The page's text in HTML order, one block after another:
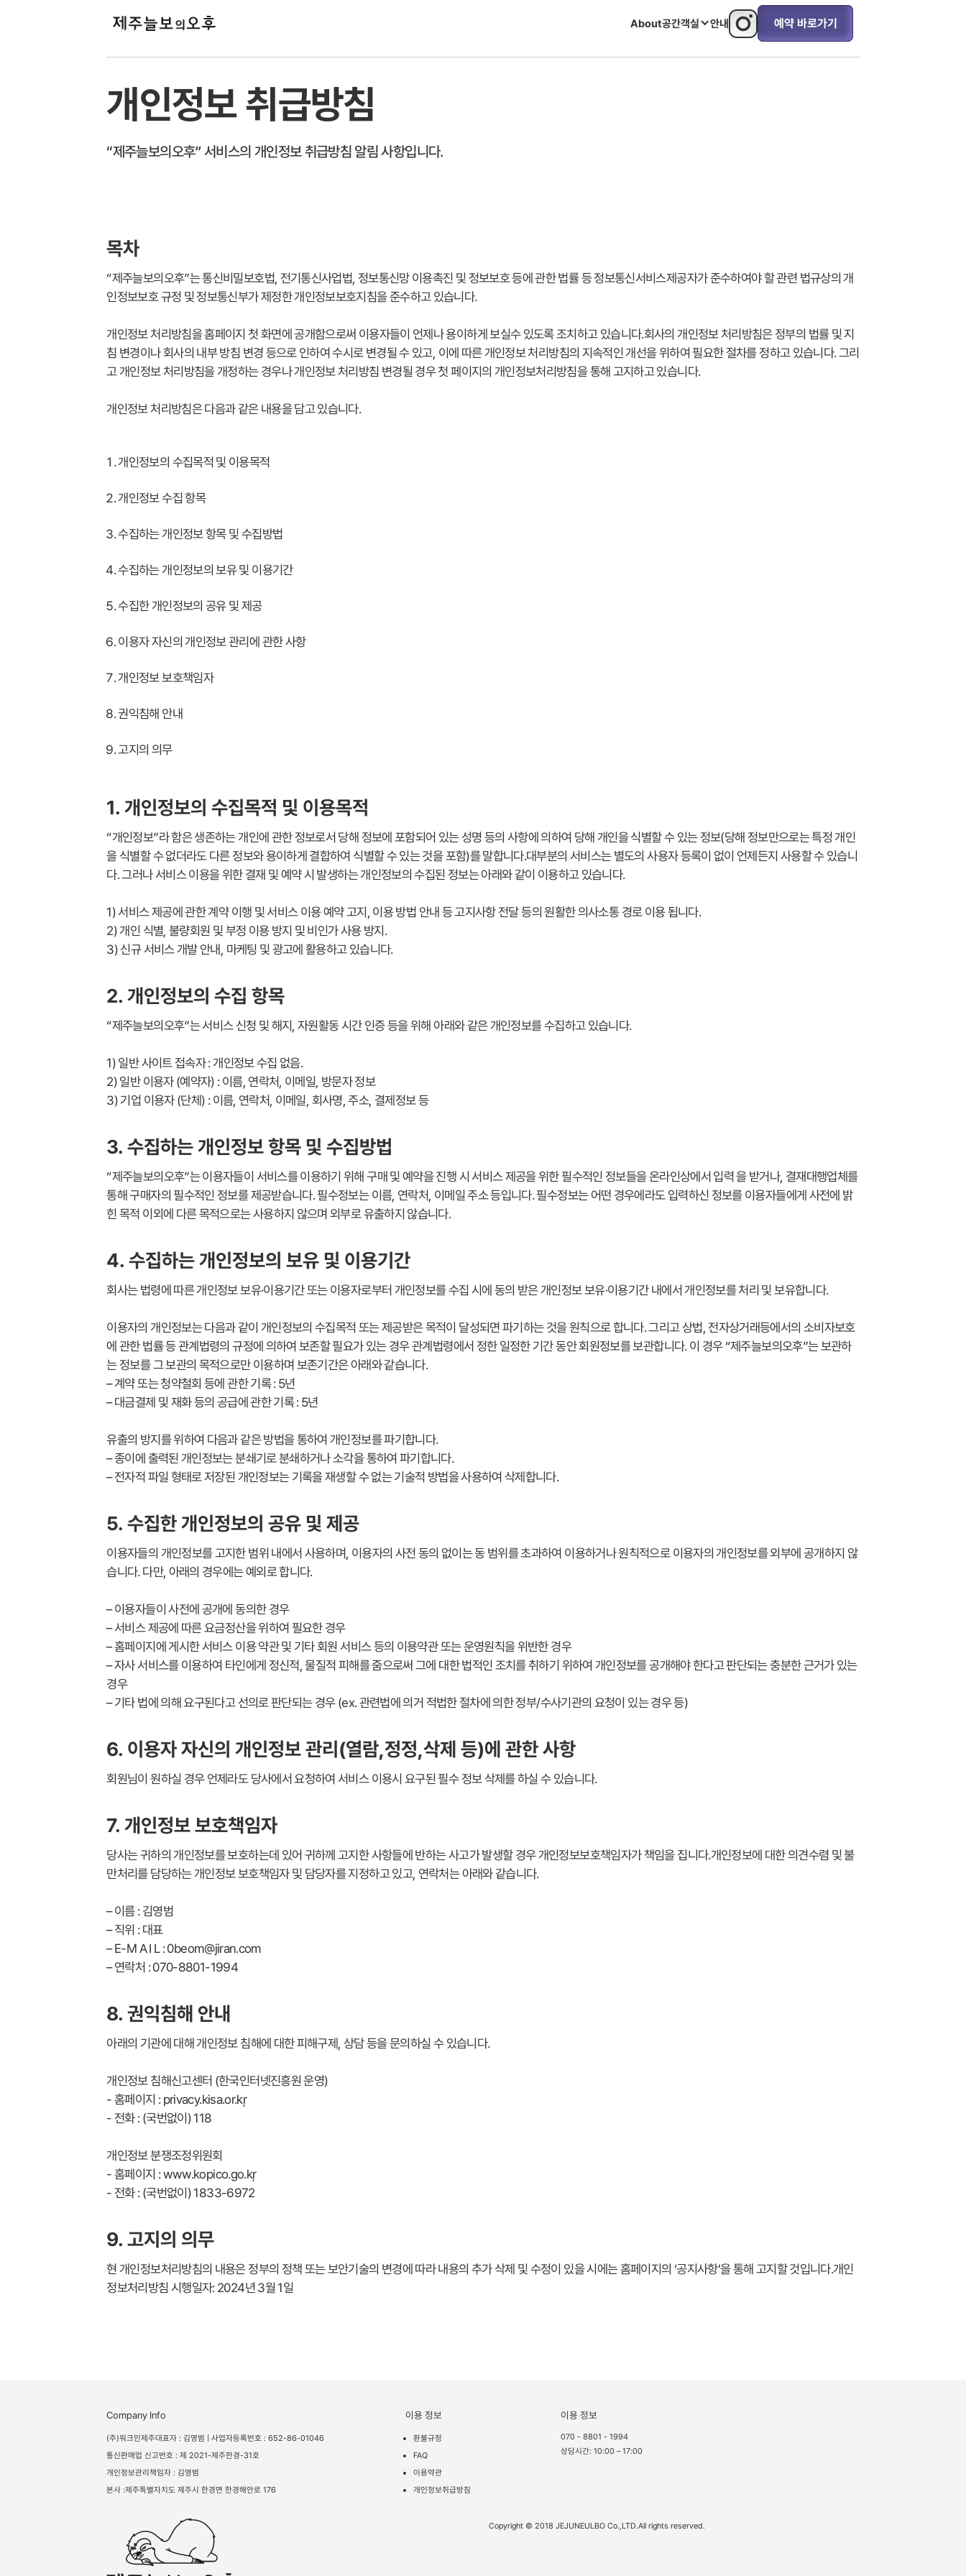
About공간객실 안내 예약 바로가기
개인정보 취급방침
“제주늘보의오후” 서비스의 개인정보 취급방침 알림 사항입니다.
목차
“제주늘보의오후”는 통신비밀보호법, 전기통신사업법, 정보통신망 이용촉진 및 정보보호 등에 관한 법률 등 정보통신서비스제공자가 준수하여야 할 관련 법규상의 개
인정보보호 규정 및 정보통신부가 제정한 개인정보보호지침을 준수하고 있습니다.
개인정보 처리방침을 홈페이지 첫 화면에 공개함으로써 이용자들이 언제나 용이하게 보실수 있도록 조치하고 있습니다.회사의 개인정보 처리방침은 정부의 법률 및 지
침 변경이나 회사의 내부 방침 변경 등으로 인하여 수시로 변경될 수 있고, 이에 따른 개인정보 처리방침의 지속적인 개선을 위하여 필요한 절차를 정하고 있습니다. 그리
고 개인정보 처리방침을 개정하는 경우나 개인정보 처리방침 변경될 경우 첫 페이지의 개인정보처리방침을 통해 고지하고 있습니다.
개인정보 처리방침은 다음과 같은 내용을 담고 있습니다.
개인정보의 수집목적 및 이용목적
개인정보 수집 항목
수집하는 개인정보 항목 및 수집방법
수집하는 개인정보의 보유 및 이용기간
수집한 개인정보의 공유 및 제공
이용자 자신의 개인정보 관리에 관한 사항
개인정보 보호책임자
권익침해 안내
고지의 의무
1. 개인정보의 수집목적 및 이용목적
“개인정보”라 함은 생존하는 개인에 관한 정보로서 당해 정보에 포함되어 있는 성명 등의 사항에 의하여 당해 개인을 식별할 수 있는 정보(당해 정보만으로는 특정 개인
을 식별할 수 없더라도 다른 정보와 용이하게 결합하여 식별할 수 있는 것을 포함)를 말합니다.대부분의 서비스는 별도의 사용자 등록이 없이 언제든지 사용할 수 있습니
다. 그러나 서비스 이용을 위한 결재 및 예약 시 발생하는 개인정보의 수집된 정보는 아래와 같이 이용하고 있습니다.
1) 서비스 제공에 관한 계약 이행 및 서비스 이용 예약 고지, 이용 방법 안내 등 고지사항 전달 등의 원활한 의사소통 경로 이용 됩니다.
2) 개인 식별, 불량회원 및 부정 이용 방지 및 비인가 사용 방지.
3) 신규 서비스 개발 안내, 마케팅 및 광고에 활용하고 있습니다.
2. 개인정보의 수집 항목
“제주늘보의오후”는 서비스 신청 및 해지, 자원활동 시간 인증 등을 위해 아래와 같은 개인정보를 수집하고 있습니다.
1) 일반 사이트 접속자 : 개인정보 수집 없음.
2) 일반 이용자 (예약자) : 이름, 연락처, 이메일, 방문자 정보
3) 기업 이용자 (단체) : 이름, 연락처, 이메일, 회사명, 주소, 결제정보 등
3. 수집하는 개인정보 항목 및 수집방법
“제주늘보의오후”는 이용자들이 서비스를 이용하기 위해 구매 및 예약을 진행 시 서비스 제공을 위한 필수적인 정보들을 온라인상에서 입력 을 받거나, 결재대행업체를
통해 구매자의 필수적인 정보를 제공받습니다. 필수정보는 이름, 연락처, 이메일 주소 등입니다. 필수정보는 어떤 경우에라도 입력하신 정보를 이용자들에게 사전에 밝
힌 목적 이외에 다른 목적으로는 사용하지 않으며 외부로 유출하지 않습니다.
4. 수집하는 개인정보의 보유 및 이용기간
회사는 법령에 따른 개인정보 보유·이용기간 또는 이용자로부터 개인정보를 수집 시에 동의 받은 개인정보 보유·이용기간 내에서 개인정보를 처리 및 보유합니다.
이용자의 개인정보는 다음과 같이 개인정보의 수집목적 또는 제공받은 목적이 달성되면 파기하는 것을 원칙으로 합니다. 그리고 상법, 전자상거래등에서의 소비자보호
에 관한 법률 등 관계법령의 규정에 의하여 보존할 필요가 있는 경우 관계법령에서 정한 일정한 기간 동안 회원정보를 보관합니다. 이 경우 “제주늘보의오후”는 보관하
는 정보를 그 보관의 목적으로만 이용하며 보존기간은 아래와 같습니다.
– 계약 또는 청약철회 등에 관한 기록 : 5년
– 대금결제 및 재화 등의 공급에 관한 기록 : 5년
유출의 방지를 위하여 다음과 같은 방법을 통하여 개인정보를 파기합니다.
– 종이에 출력된 개인정보는 분쇄기로 분쇄하거나 소각을 통하여 파기합니다.
– 전자적 파일 형태로 저장된 개인정보는 기록을 재생할 수 없는 기술적 방법을 사용하여 삭제합니다.
5. 수집한 개인정보의 공유 및 제공
이용자들의 개인정보를 고지한 범위 내에서 사용하며, 이용자의 사전 동의 없이는 동 범위를 초과하여 이용하거나 원칙적으로 이용자의 개인정보를 외부에 공개하지 않
습니다. 다만, 아래의 경우에는 예외로 합니다.
– 이용자들이 사전에 공개에 동의한 경우
– 서비스 제공에 따른 요금정산을 위하여 필요한 경우
– 홈페이지에 게시한 서비스 이용 약관 및 기타 회원 서비스 등의 이용약관 또는 운영원칙을 위반한 경우
– 자사 서비스를 이용하여 타인에게 정신적, 물질적 피해를 줌으로써 그에 대한 법적인 조치를 취하기 위하여 개인정보를 공개해야 한다고 판단되는 충분한 근거가 있는
경우
– 기타 법에 의해 요구된다고 선의로 판단되는 경우 (ex. 관련법에 의거 적법한 절차에 의한 정부/수사기관의 요청이 있는 경우 등)
6. 이용자 자신의 개인정보 관리(열람,정정,삭제 등)에 관한 사항
회원님이 원하실 경우 언제라도 당사에서 요청하여 서비스 이용시 요구된 필수 정보 삭제를 하실 수 있습니다.
7. 개인정보 보호책임자
당사는 귀하의 개인정보를 보호하는데 있어 귀하께 고지한 사항들에 반하는 사고가 발생할 경우 개인정보보호책임자가 책임을 집니다.개인정보에 대한 의견수렴 및 불
만처리를 담당하는 개인정보 보호책임자 및 담당자를 지정하고 있고, 연락처는 아래와 같습니다.
– 이름 : 김영범
– 직위 : 대표
– E-M A I L : 0beom@jiran.com
– 연락처 : 070-8801-1994
8. 권익침해 안내
아래의 기관에 대해 개인정보 침해에 대한 피해구제, 상담 등을 문의하실 수 있습니다.
개인정보 침해신고센터 (한국인터넷진흥원 운영)
- 홈페이지 : privacy.kisa.or.kr
- 전화 : (국번없이) 118
개인정보 분쟁조정위원회
- 홈페이지 : www.kopico.go.kr
- 전화 : (국번없이) 1833-6972
9. 고지의 의무
현 개인정보처리방침의 내용은 정부의 정책 또는 보안기술의 변경에 따라 내용의 추가 삭제 및 수정이 있을 시에는 홈페이지의 ‘공지사항’을 통해 고지할 것입니다.개인
정보처리방침 시행일자: 2024년 3월 1일
Company Info
(주)워크인제주대표자 : 김영범 | 사업자등록번호 : 652-86-01046
통신판매업 신고번호 : 제 2021-제주한경-31호
개인정보관리책임자 : 김영범
본사 :제주특별자치도 제주시 한경면 한경해안로 176
이용 정보
환불규정
FAQ
이용약관
개인정보취급방침
이용 정보
070 - 8801 - 1994
상담시간: 10:00 – 17:00
Copyright © 2018 JEJUNEULBO Co.,LTD.All rights reserved.